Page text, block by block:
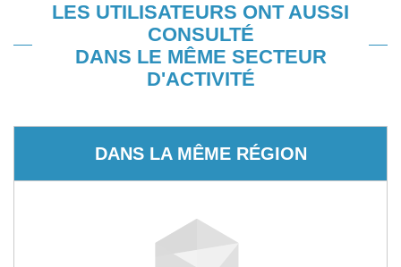
LES UTILISATEURS ONT AUSSI
CONSULTÉ
DANS LE MÊME SECTEUR
D'ACTIVITÉ
DANS LA MÊME RÉGION